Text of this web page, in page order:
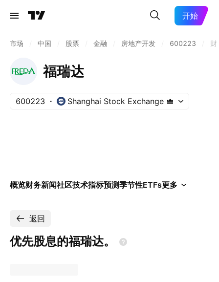
开始
市场 中国 股票 金融 房地产开发 600223 财
福瑞达
600223 Shanghai Stock Exchange
概览财务新闻社区技术指标预测季节性ETFs更多
返回
优先股息的福瑞达。